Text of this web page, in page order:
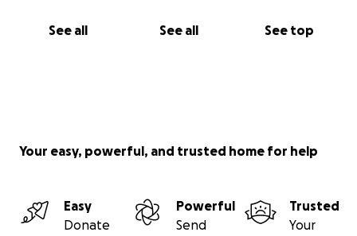
See all See all See top
Your easy, powerful, and trusted home for help
Easy
Donate
Powerful
Send
Trusted
Your